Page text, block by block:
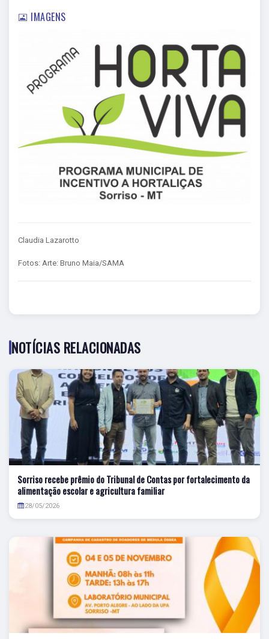
IMAGENS
Claudia Lazarotto
Fotos: Arte: Bruno Maia/SAMA
NOTÍCIAS RELACIONADAS
Sorriso recebe prêmio do Tribunal de Contas por fortalecimento da
alimentação escolar e agricultura familiar
28/05/2026